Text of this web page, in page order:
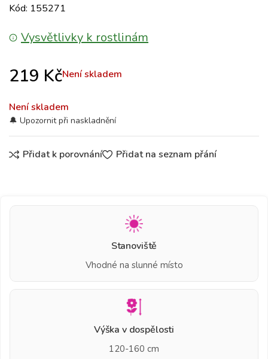
Kód: 155271
Vysvětlivky k rostlinám
219 KčNení skladem
Není skladem
Přidat k porovnání Přidat na seznam přání
Stanoviště
Vhodné na slunné místo
Výška v dospělosti
120-160 cm